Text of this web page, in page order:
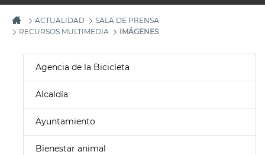
ACTUALIDAD
SALA DE PRENSA
RECURSOS MULTIMEDIA
IMÁGENES
Agencia de la Bicicleta
Alcaldía
Ayuntamiento
Bienestar animal